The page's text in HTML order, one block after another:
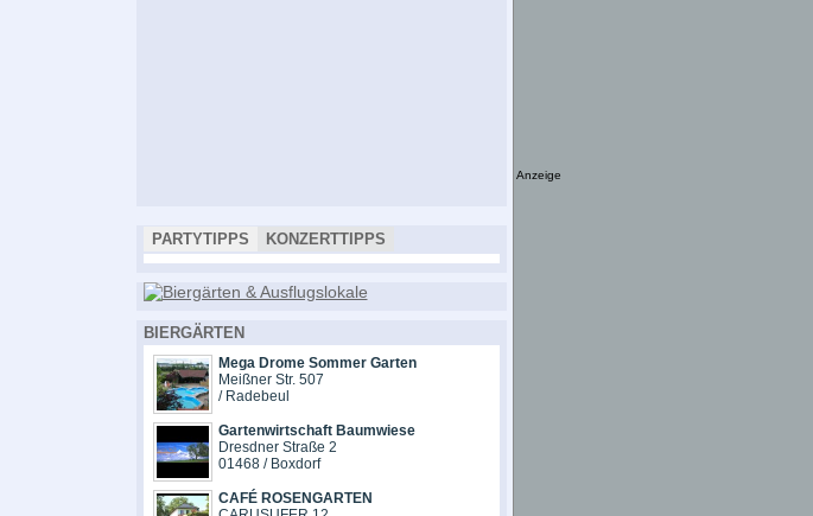
PARTYTIPPS KONZERTTIPPS
BIERGÄRTEN
Mega Drome Sommer Garten
Meißner Str. 507
/ Radebeul
Gartenwirtschaft Baumwiese
Dresdner Straße 2
01468 / Boxdorf
CAFÉ ROSENGARTEN
Anzeige